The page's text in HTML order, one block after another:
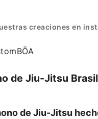
creaciones en
de Jiu-Jitsu
de Jiu-Jitsu